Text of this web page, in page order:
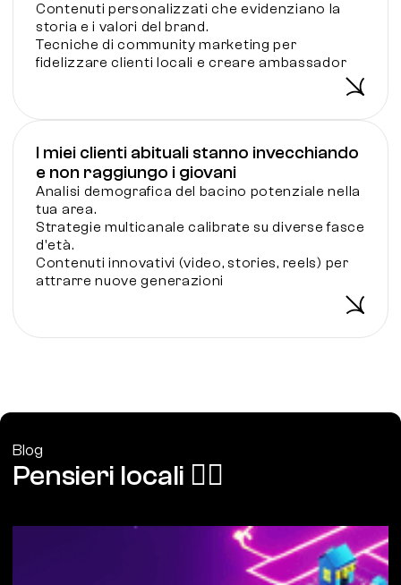
Contenuti personalizzati che evidenziano la
storia e i valori del brand.
Tecniche di community marketing per
fidelizzare clienti locali e creare ambassador
I miei clienti abituali stanno invecchiando
e non raggiungo i giovani
Analisi demografica del bacino potenziale nella
tua area.
Strategie multicanale calibrate su diverse fasce
d'età.
Contenuti innovativi (video, stories, reels) per
attrarre nuove generazioni
Blog
Pensieri locali ❤️‍🔥